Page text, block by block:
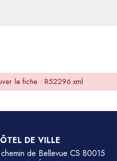
la fiche : R52296.xml
DE VILLE
de Bellevue CS 80015